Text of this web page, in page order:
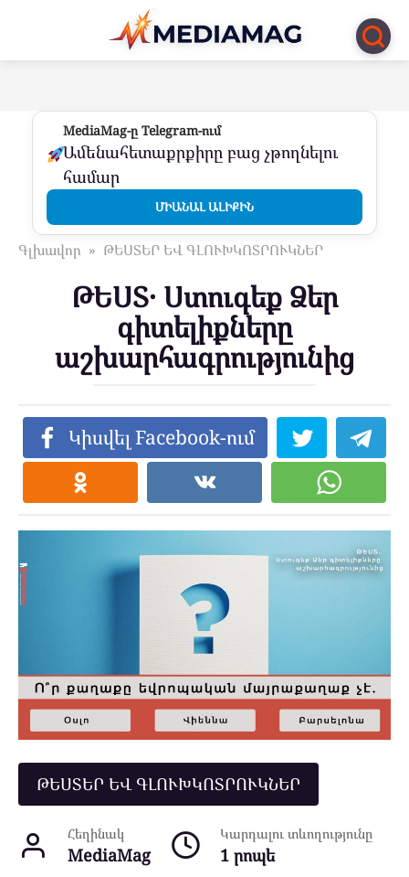
Перейти
контенту
MediaMag-ը Telegram-ում
Ամենահետաքրքիրը բաց չթողնելու
համար
ՄԻԱՆԱԼ ԱԼԻՔԻՆ
Գլխավոր » ԹԵՍՏԵՐ ԵՎ ԳԼՈՒԽԿՈՏՐՈՒԿՆԵՐ
ԹԵՍՏ․ Ստուգեք Ձեր
գիտելիքները
աշխարհագրությունից
Կիսվել Facebook-ում
ԹԵՍՏԵՐ ԵՎ ԳԼՈՒԽԿՈՏՐՈՒԿՆԵՐ
Հեղինակ
MediaMag
Կարդալու տևողությունը
1 րոպե